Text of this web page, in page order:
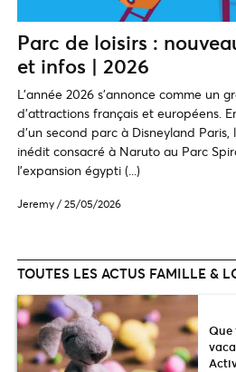
Parc de loisirs :
et infos | 2026
L'année 2026 s'annonce comme un
d'attractions français et européens.
d'un second parc à Disneyland
inédit consacré à Naruto au Parc
l'expansion égypti (...)
Jeremy / 25/05/2026
TOUTES LES ACTUS FAMILLE &
Que